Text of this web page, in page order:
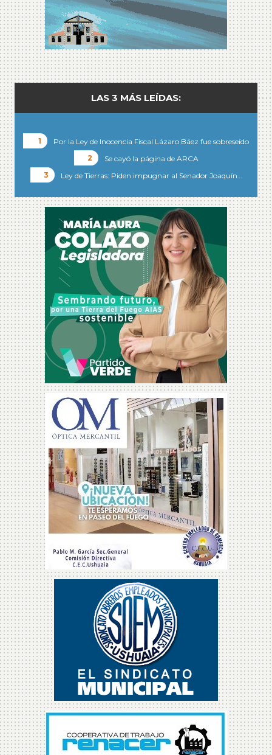
LAS 3 MÁS LEÍDAS:
Por la Ley de Inocencia Fiscal Lázaro Báez fue sobreseído
Se cayó la página de ARCA
Ley de Tierras: Piden impugnar al Senador Joaquín…